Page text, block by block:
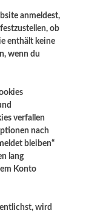
anmeldest,
ob
enthält keine
wenn du
verfallen
nach
bleiben“
lang
Konto
wird